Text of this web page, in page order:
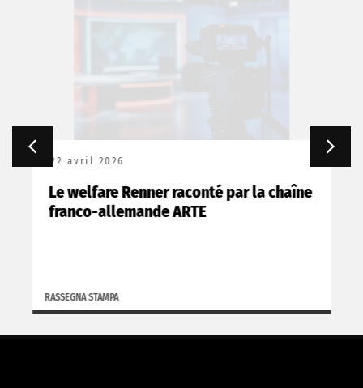
22 avril 2026
Le welfare Renner raconté par la chaîne
franco-allemande ARTE
RASSEGNA STAMPA